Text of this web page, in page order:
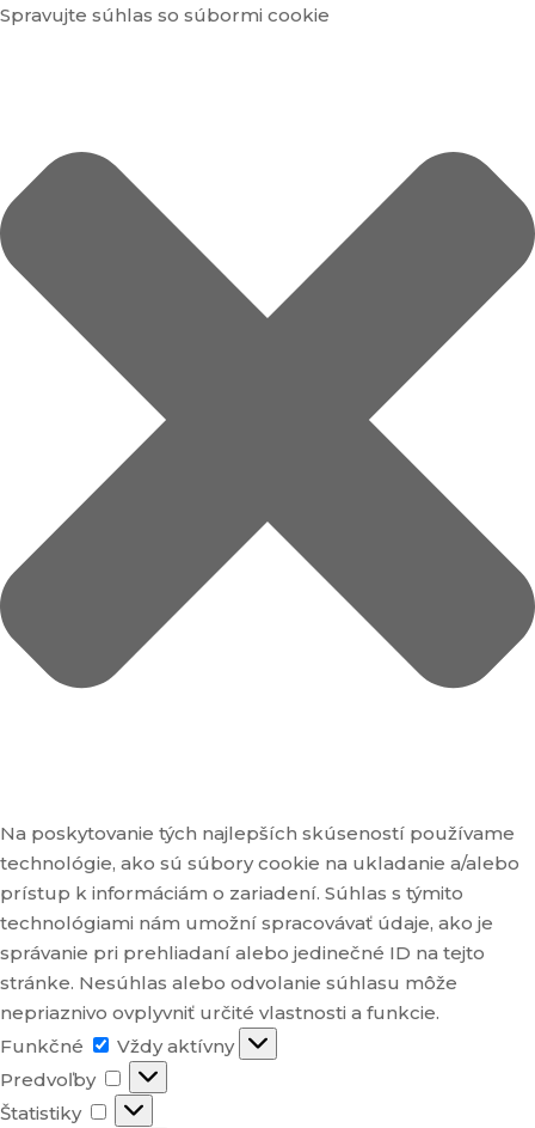
Spravujte súhlas so súbormi cookie
Na poskytovanie tých najlepších skúseností používame
technológie, ako sú súbory cookie na ukladanie a/alebo
prístup k informáciám o zariadení. Súhlas s týmito
technológiami nám umožní spracovávať údaje, ako je
správanie pri prehliadaní alebo jedinečné ID na tejto
stránke. Nesúhlas alebo odvolanie súhlasu môže
nepriaznivo ovplyvniť určité vlastnosti a funkcie.
Funkčné
Funkčné
Vždy aktívny
Predvoľby
Predvoľby
Štatistiky
Štatistiky